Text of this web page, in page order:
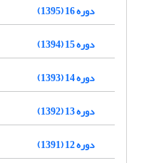
دوره 16 (1395)
دوره 15 (1394)
دوره 14 (1393)
دوره 13 (1392)
دوره 12 (1391)